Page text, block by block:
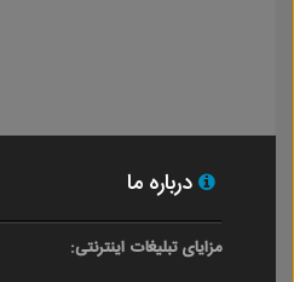
درباره ما
مزایای تبلیغات اینترنتی: